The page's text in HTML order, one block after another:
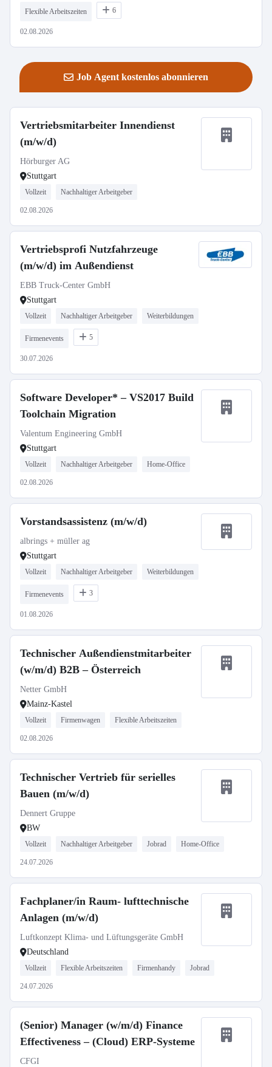
Flexible Arbeitszeiten 6
02.08.2026
Job Agent kostenlos abonnieren
Vertriebsmitarbeiter Innendienst
(m/w/d)
Hörburger AG
Stuttgart
Vollzeit Nachhaltiger Arbeitgeber
02.08.2026
Vertriebsprofi Nutzfahrzeuge
(m/w/d) im Außendienst
EBB Truck-Center GmbH
Stuttgart
Vollzeit Nachhaltiger Arbeitgeber Weiterbildungen
Firmenevents 5
30.07.2026
Software Developer* – VS2017 Build
Toolchain Migration
Valentum Engineering GmbH
Stuttgart
Vollzeit Nachhaltiger Arbeitgeber Home-Office
02.08.2026
Vorstandsassistenz (m/w/d)
albrings + müller ag
Stuttgart
Vollzeit Nachhaltiger Arbeitgeber Weiterbildungen
Firmenevents 3
01.08.2026
Technischer Außendienstmitarbeiter
(w/m/d) B2B – Österreich
Netter GmbH
Mainz-Kastel
Vollzeit Firmenwagen Flexible Arbeitszeiten
02.08.2026
Technischer Vertrieb für serielles
Bauen (m/w/d)
Dennert Gruppe
BW
Vollzeit Nachhaltiger Arbeitgeber Jobrad Home-Office
24.07.2026
Fachplaner/in Raum- lufttechnische
Anlagen (m/w/d)
Luftkonzept Klima- und Lüftungsgeräte GmbH
Deutschland
Vollzeit Flexible Arbeitszeiten Firmenhandy Jobrad
24.07.2026
(Senior) Manager (w/m/d) Finance
Effectiveness – (Cloud) ERP-Systeme
CFGI